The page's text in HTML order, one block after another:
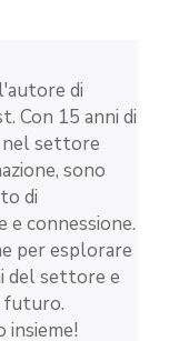
di
Con 15 anni di
nel settore
sono
di
e connessione.
per esplorare
del settore e
futuro.
insieme!